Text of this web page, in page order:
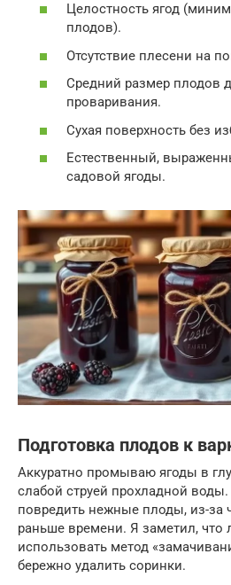
Целостность ягод
плодов).
Отсутствие плесени на
Средний размер плодов
проваривания.
Сухая поверхность без
Естественный,
садовой ягоды.
Подготовка плодов к
Аккуратно промываю ягоды в
слабой струей прохладной
повредить нежные плоды, из-за
раньше времени. Я заметил, что
использовать метод
бережно удалить соринки.